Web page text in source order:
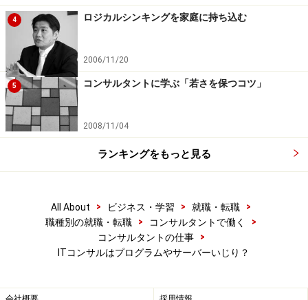
4 ロジカルシンキングを家庭に持ち込む
2006/11/20
5 コンサルタントに学ぶ「若さを保つコツ」
2008/11/04
ランキングをもっと見る
All About > ビジネス・学習 > 就職・転職
>
職種別の就職・転職
> コンサルタントで働く
>
コンサルタントの仕事
>
ITコンサルはプログラムやサーバーいじり？